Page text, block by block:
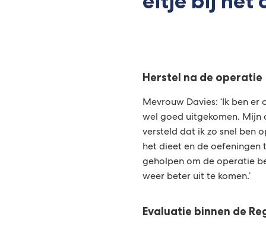
Herstel na de operatie
Mevrouw Davies: ‘Ik ben
wel goed uitgekomen. Mijn
versteld dat ik zo snel ben
het dieet en de oefeningen
geholpen om de operatie
weer beter uit te komen.’
Evaluatie binnen de